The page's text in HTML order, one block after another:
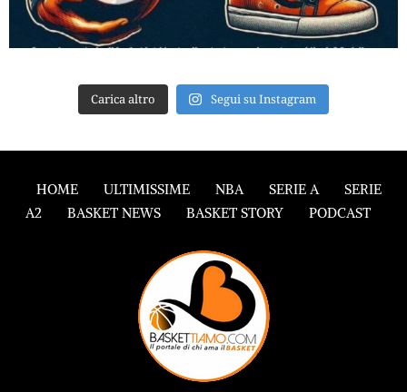
Carica altro Segui su Instagram
HOME ULTIMISSIME NBA SERIE A
SERIE
A2
BASKET NEWS BASKET STORY PODCAST